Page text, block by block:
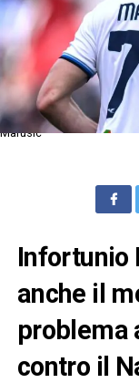
Marusic
Infortunio
anche il
problema
contro il